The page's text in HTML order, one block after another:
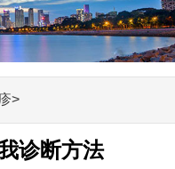
>
诊断方法